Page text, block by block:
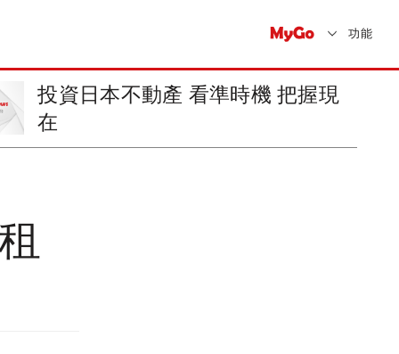
功能
投資日本不動產 看準時機 把握現
在